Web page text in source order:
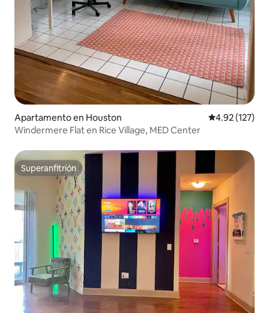
Apartamento en Houston Calificación
4.92 (127)
Windermere Flat en Rice Village, MED Center
Superanfitrión
Superanfitrión